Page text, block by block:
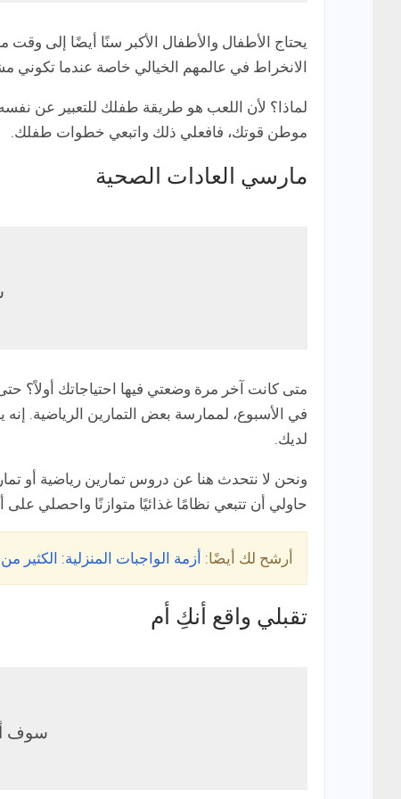
يحتاج الأطفال والأطفال الأكبر سنًا أيضًا إلى
الانخراط في عالمهم الخيالي خاصة عندما
لماذا؟ لأن اللعب هو طريقة طفلك للتعبير عن
موطن قوتك، فافعلي ذلك واتبعي خطوات طفلك.
مارسي العادات الصحية
في الأسبوع، لممارسة بعض التمارين الرياضية.
لديك.
ونحن لا نتحدث هنا عن دروس تمارين رياضية أو
حاولي أن تتبعي نظامًا غذائيًا متوازنًا واحصلي
أرشح لك أيضًا: أزمة الواجبات المنزلية: الكثير
تقبلي واقع أنكِ أم
سوف